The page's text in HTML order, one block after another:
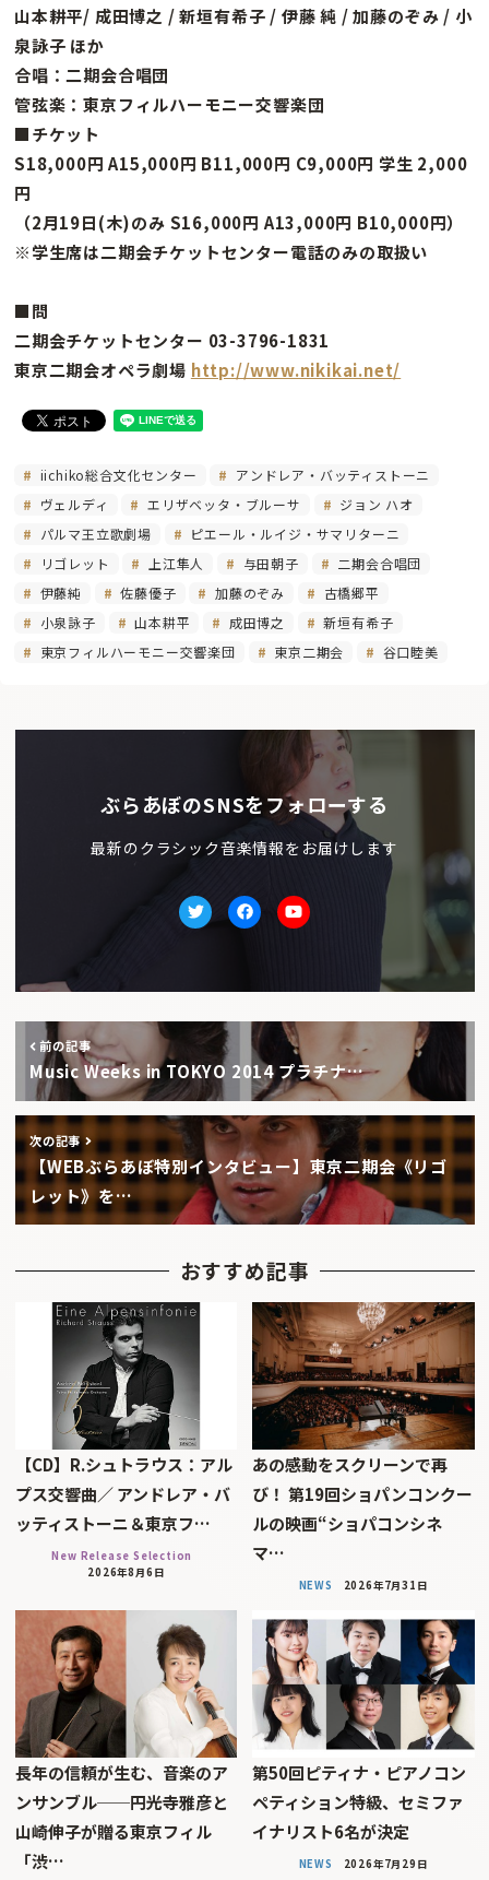
山本耕平/ 成田博之 / 新垣有希子 / 伊藤 純 / 加藤のぞみ / 小
泉詠子 ほか
合唱：二期会合唱団
管弦楽：東京フィルハーモニー交響楽団
■チケット
S18,000円 A15,000円 B11,000円 C9,000円 学生 2,000
円
（2月19日(木)のみ S16,000円 A13,000円 B10,000円）
※学生席は二期会チケットセンター電話のみの取扱い
■問
二期会チケットセンター 03-3796-1831
東京二期会オペラ劇場 http://www.nikikai.net/
iichiko総合文化センター
アンドレア・バッティストーニ
ヴェルディ
エリザベッタ・ブルーサ
ジョン ハオ
パルマ王立歌劇場
ピエール・ルイジ・サマリターニ
リゴレット
上江隼人 与田朝子
二期会合唱団
伊藤純
佐藤優子 加藤のぞみ
古橋郷平
小泉詠子
山本耕平 成田博之
新垣有希子
東京フィルハーモニー交響楽団
東京二期会 谷口睦美
ぶらあぼのSNSをフォローする
最新のクラシック音楽情報をお届けします
TwitterfacebookYoutube
前の記事
Music Weeks in TOKYO 2014 プラチナ…
次の記事
【WEBぶらあぼ特別インタビュー】東京二期会《リゴ
レット》を…
おすすめ記事
【CD】R.シュトラウス：アル
プス交響曲／ アンドレア・バ
ッティストーニ＆東京フ…
New Release Selection
2026年8月6日
あの感動をスクリーンで再
び！ 第19回ショパンコンクー
ルの映画“ショパコンシネ
マ…
NEWS 2026年7月31日
長年の信頼が生む、音楽のア
ンサンブル──円光寺雅彦と
山崎伸子が贈る東京フィル
「渋…
第50回ピティナ・ピアノコン
ペティション特級、セミファ
イナリスト6名が決定
NEWS 2026年7月29日